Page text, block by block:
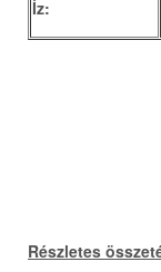
Íz:
Részletes